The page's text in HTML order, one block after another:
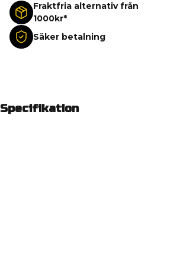
Fraktfria alternativ från
1000kr*
Säker betalning
Specifikation